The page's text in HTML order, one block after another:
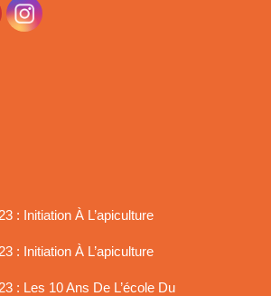
: Initiation À L’apiculture
: Initiation À L’apiculture
: Les 10 Ans De L’école Du